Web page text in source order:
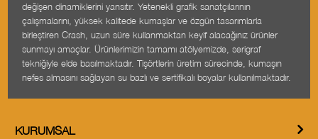
değişen dinamiklerini yansıtır. Yetenekli grafik sanatçılarının
çalışmalarını, yüksek kalitede kumaşlar ve özgün tasarımlarla
birleştiren Crash, uzun süre kullanmaktan keyif alacağınız ürünler
sunmayı amaçlar. Ürünlerimizin tamamı atölyemizde, serigraf
tekniğiyle elde basılmaktadır. Tişörtlerin üretim sürecinde, kumaşın
nefes almasını sağlayan su bazlı ve sertifikalı boyalar kullanılmaktadır.
KURUMSAL